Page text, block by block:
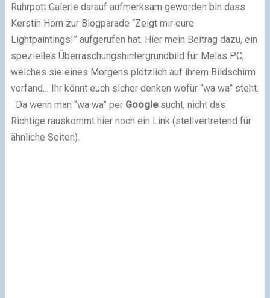
Ruhrpott Galerie darauf aufmerksam geworden bin dass
Kerstin Horn zur Blogparade “Zeigt mir eure
Lightpaintings!” aufgerufen hat. Hier mein Beitrag dazu, ein
spezielles Überraschungshintergrundbild für Melas PC,
welches sie eines Morgens plötzlich auf ihrem Bildschirm
vorfand… Ihr könnt euch sicher denken wofür “wa wa” steht.
Da wenn man “wa wa” per Googlesucht, nicht das
Richtige rauskommt hier noch ein Link (stellvertretend für
ähnliche Seiten).